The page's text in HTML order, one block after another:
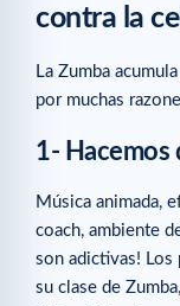
contra la
La Zumba
por muchas
1- Hacemos
Música animada,
coach, ambiente
son adictivas! Los
su clase de